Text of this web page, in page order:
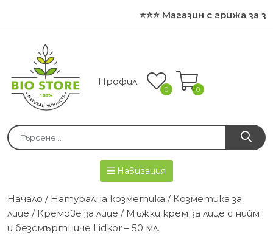
⭐⭐⭐ Магазин с грижа за
Профил
0 0
Навигация
Начало / Натурална козметика / Козметика за
лице / Кремове за лице / Мъжки крем за лице с нийм
и безсмъртниче Lidkor – 50 мл.